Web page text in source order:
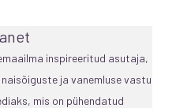
inspireeritud asutaja,
ja vanemluse vastu
mis on pühendatud